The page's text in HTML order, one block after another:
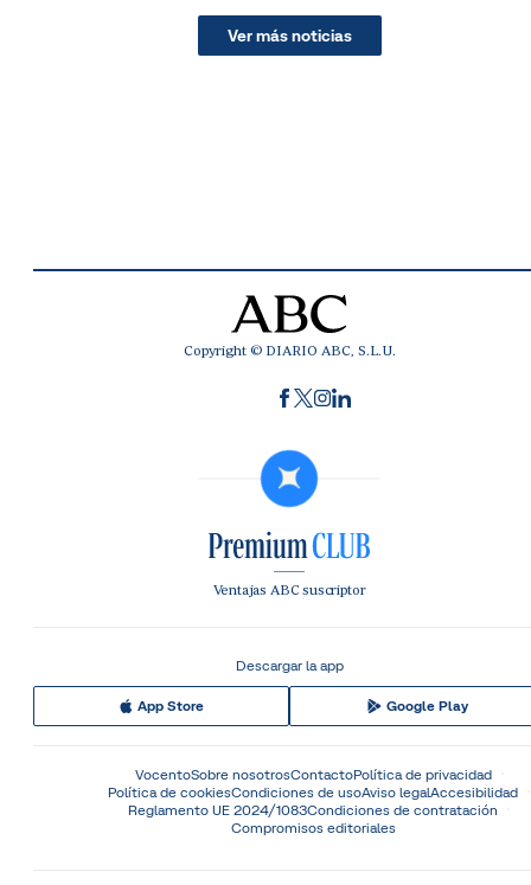
Ver más noticias
Copyright © DIARIO ABC, S.L.U.
Ventajas ABC suscriptor
Descargar la app
App Store Google Play
VocentoSobre nosotrosContactoPolítica de privacidad
Política de cookiesCondiciones de usoAviso legalAccesibilidad
Reglamento UE 2024/1083Condiciones de contratación
Compromisos editoriales